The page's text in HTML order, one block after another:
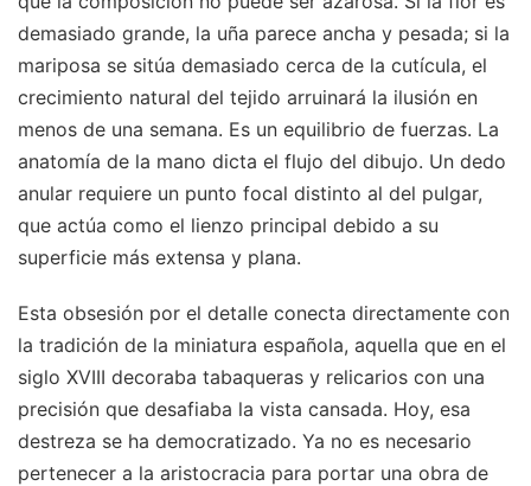
demasiado grande, la uña parece ancha y pesada; si la
mariposa se sitúa demasiado cerca de la cutícula, el
crecimiento natural del tejido arruinará la ilusión en
menos de una semana. Es un equilibrio de fuerzas. La
anatomía de la mano dicta el flujo del dibujo. Un dedo
anular requiere un punto focal distinto al del pulgar,
que actúa como el lienzo principal debido a su
superficie más extensa y plana.
Esta obsesión por el detalle conecta directamente con
la tradición de la miniatura española, aquella que en el
siglo XVIII decoraba tabaqueras y relicarios con una
precisión que desafiaba la vista cansada. Hoy, esa
destreza se ha democratizado. Ya no es necesario
pertenecer a la aristocracia para portar una obra de